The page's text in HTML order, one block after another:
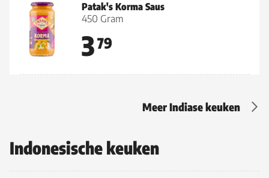
Patak's Korma Saus
450 Gram
379
Meer Indiase keuken
Indonesische keuken